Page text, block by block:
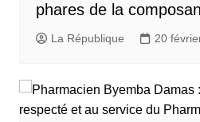
phares de la
La République 20